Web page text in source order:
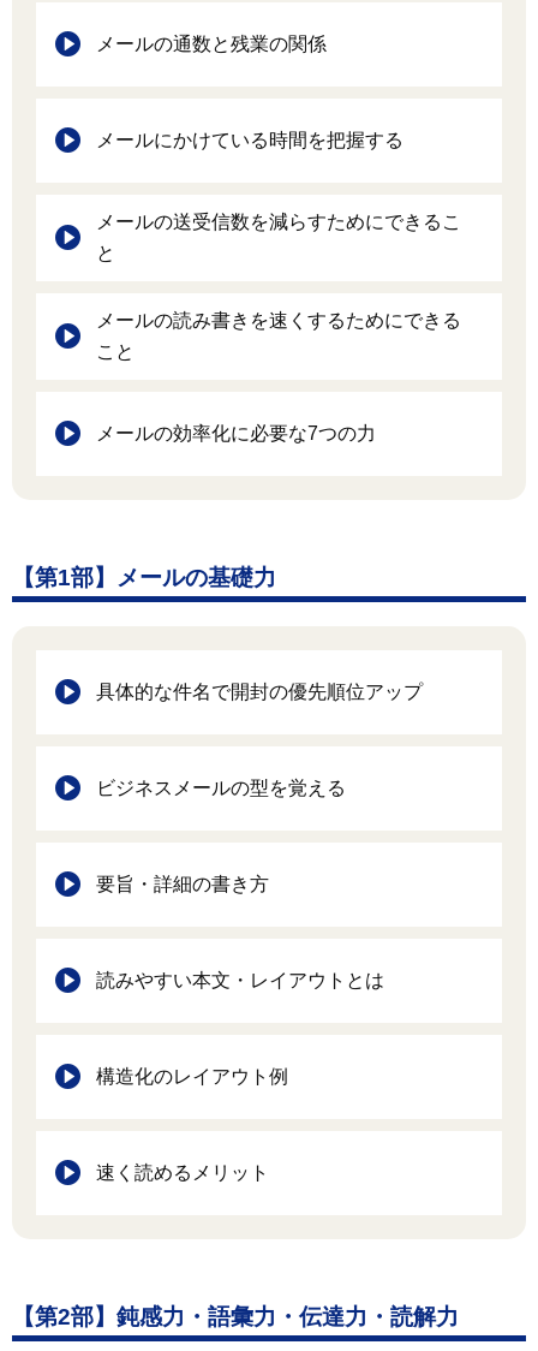
メールの通数と残業の関係
メールにかけている時間を把握する
メールの送受信数を減らすためにできるこ
と
メールの読み書きを速くするためにできる
こと
メールの効率化に必要な7つの力
【第1部】メールの基礎力
具体的な件名で開封の優先順位アップ
ビジネスメールの型を覚える
要旨・詳細の書き方
読みやすい本文・レイアウトとは
構造化のレイアウト例
速く読めるメリット
【第2部】鈍感力・語彙力・伝達力・読解力